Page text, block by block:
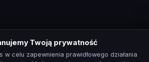
Twoją prywatność
w celu zapewnienia prawidłowego działania